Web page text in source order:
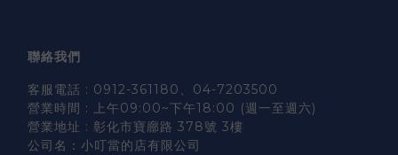
聯絡我們
客服電話 : 0912-361180、04-7203500
營業時間 : 上午09:00~下午18:00 (週一至週六)
營業地址 : 彰化市寶廍路 378號 3樓
公司名：小叮當的店有限公司